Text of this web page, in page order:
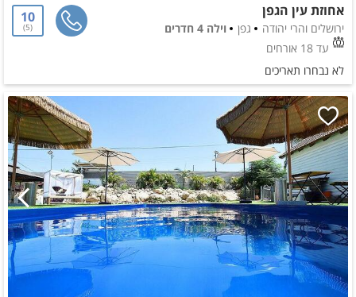
אחוזת עין הגפן
ירושלים והרי יהודה גפן
וילה 4 חדרים
עד 18 אורחים
10
5
לא נבחרו תאריכים